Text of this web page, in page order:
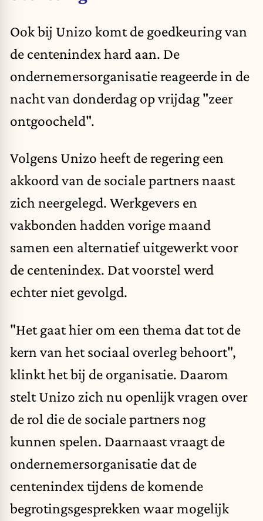
Ook bij Unizo komt de goedkeuring van
de centenindex hard aan. De
ondernemersorganisatie reageerde in de
nacht van donderdag op vrijdag "zeer
ontgoocheld".
Volgens Unizo heeft de regering een
akkoord van de sociale partners naast
zich neergelegd. Werkgevers en
vakbonden hadden vorige maand
samen een alternatiefuitgewerkt voor
de centenindex. Dat voorstel werd
echter niet gevolgd.
"Het gaat hier om een thema dat tot de
kern van het sociaal overleg behoort",
klinkt het bij de organisatie. Daarom
stelt Unizo zich nu openlijk vragen over
de rol die de sociale partners nog
kunnen spelen. Daarnaast vraagt de
ondernemersorganisatie dat de
centenindex tijdens de komende
begrotingsgesprekken waar mogelijk